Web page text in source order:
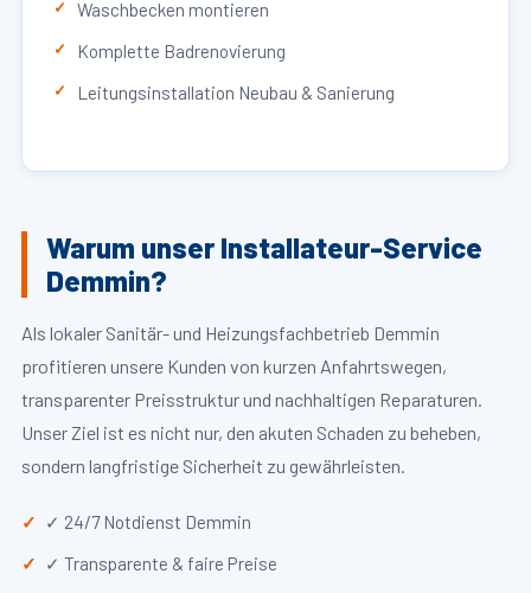
Waschbecken montieren
Komplette Badrenovierung
Leitungsinstallation Neubau & Sanierung
Warum unser Installateur-Service
Demmin?
Als lokaler Sanitär- und Heizungsfachbetrieb Demmin
profitieren unsere Kunden von kurzen Anfahrtswegen,
transparenter Preisstruktur und nachhaltigen Reparaturen.
Unser Ziel ist es nicht nur, den akuten Schaden zu beheben,
sondern langfristige Sicherheit zu gewährleisten.
✓ 24/7 Notdienst Demmin
✓ Transparente & faire Preise